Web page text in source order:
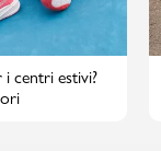
i centri estivi?